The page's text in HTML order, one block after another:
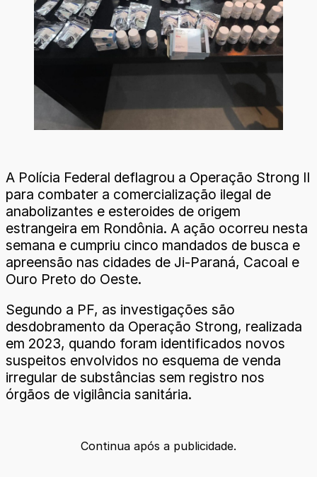
A Polícia Federal deflagrou a Operação Strong II
para combater a comercialização ilegal de
anabolizantes e esteroides de origem
estrangeira em Rondônia. A ação ocorreu nesta
semana e cumpriu cinco mandados de busca e
apreensão nas cidades de Ji-Paraná, Cacoal e
Ouro Preto do Oeste.
Segundo a PF, as investigações são
desdobramento da Operação Strong, realizada
em 2023, quando foram identificados novos
suspeitos envolvidos no esquema de venda
irregular de substâncias sem registro nos
órgãos de vigilância sanitária.
Continua após a publicidade.